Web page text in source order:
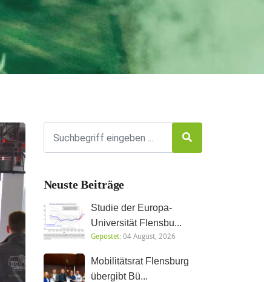
Neuste Beiträge
Studie der Europa-
Universität Flensbu...
Gepostet:04 August, 2026
Mobilitätsrat Flensburg
übergibt Bü...